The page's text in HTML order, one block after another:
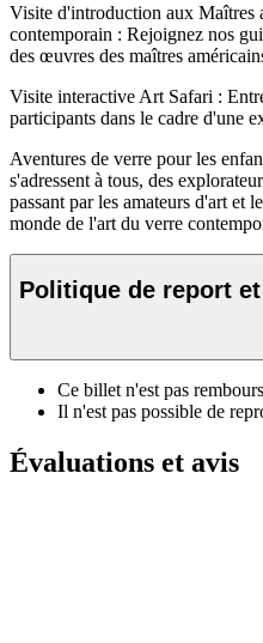
Visite d'introduction aux Maîtres
contemporain : Rejoignez nos
des œuvres des maîtres
Visite interactive Art Safari :
participants dans le cadre d'une
Aventures de verre pour les
s'adressent à tous, des
passant par les amateurs d'art et
monde de l'art du verre
Politique de report
Ce billet n'est pas
Il n'est pas possible de
Évaluations et avis